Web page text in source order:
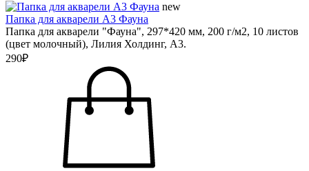
new
Папка для акварели А3 Фауна
Папка для акварели "Фауна", 297*420 мм, 200 г/м2, 10 листов
(цвет молочный), Лилия Холдинг, А3.
290₽